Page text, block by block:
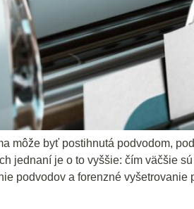
môže byť postihnutá podvodom,
jednaní je o to vyššie: čím väčšie
podvodov a forenzné